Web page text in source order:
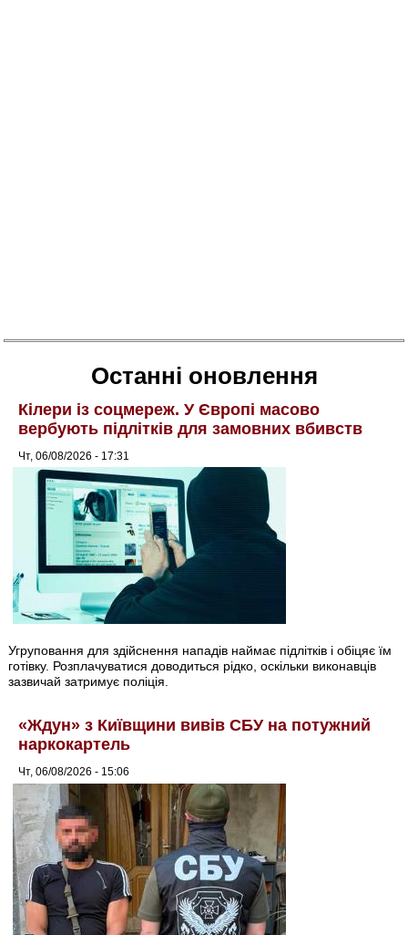
Останні оновлення
Кілери із соцмереж. У Європі масово
вербують підлітків для замовних вбивств
Чт, 06/08/2026 - 17:31
Угруповання для здійснення нападів наймає підлітків і обіцяє їм
готівку. Розплачуватися доводиться рідко, оскільки виконавців
зазвичай затримує поліція.
«Ждун» з Київщини вивів СБУ на потужний
наркокартель
Чт, 06/08/2026 - 15:06